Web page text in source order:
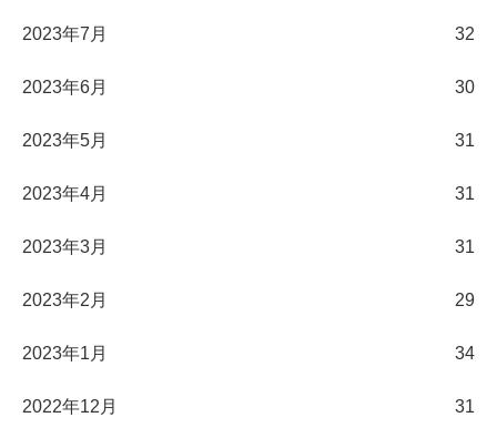
2023年7月 32
2023年6月 30
2023年5月 31
2023年4月 31
2023年3月 31
2023年2月 29
2023年1月 34
2022年12月 31